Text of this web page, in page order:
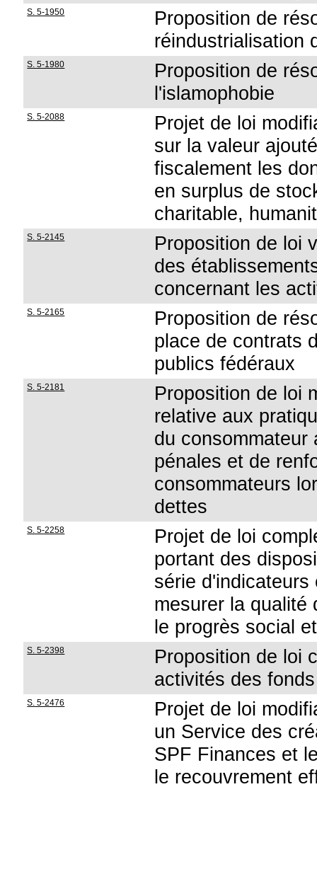
S. 5-1950
Proposition de
réindustrialisation
S. 5-1980
Proposition de
l'islamophobie
S. 5-2088
Projet de loi
sur la valeur
fiscalement les
en surplus de
charitable,
S. 5-2145
Proposition de loi
des
concernant les
S. 5-2165
Proposition de
place de contrats
publics fédéraux
S. 5-2181
Proposition de loi
relative aux
du consommateur
pénales et de
consommateurs
dettes
S. 5-2258
Projet de loi
portant des
série
mesurer la qualité
le progrès social
S. 5-2398
Proposition de loi
activités des
S. 5-2476
Projet de loi
un Service des
SPF Finances et
le recouvrement